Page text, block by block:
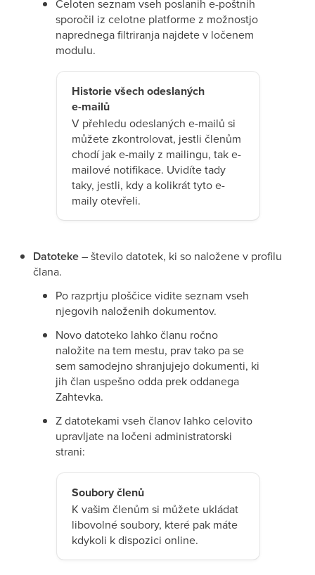
Celoten seznam vseh poslanih e-poštnih
sporočil iz celotne platforme z možnostjo
naprednega filtriranja najdete v ločenem
modulu.
Historie všech odeslaných
e-mailů
V přehledu odeslaných e-mailů si
můžete zkontrolovat, jestli členům
chodí jak e-maily z mailingu, tak e-
mailové notifikace. Uvidíte tady
taky, jestli, kdy a kolikrát tyto e-
maily otevřeli.
Datoteke– število datotek, ki so naložene v profilu
člana.
Po razprtju ploščice vidite seznam vseh
njegovih naloženih dokumentov.
Novo datoteko lahko članu ročno
naložite na tem mestu, prav tako pa se
sem samodejno shranjujejo dokumenti, ki
jih član uspešno odda prek oddanega
Zahtevka.
Z datotekami vseh članov lahko celovito
upravljate na ločeni administratorski
strani:
Soubory členů
K vašim členům si můžete ukládat
libovolné soubory, které pak máte
kdykoli k dispozici online.